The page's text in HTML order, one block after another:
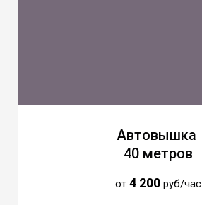
Автовышка
40 метров
от 4 200 руб/час